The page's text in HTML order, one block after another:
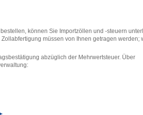
können Sie Importzöllen und -steuern
müssen von Ihnen getragen werden;
abzüglich der Mehrwertsteuer. Über